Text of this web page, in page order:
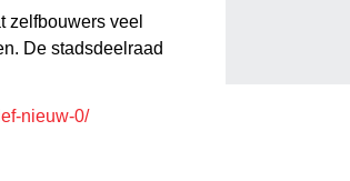
zelfbouwers veel
De stadsdeelraad
nieuw-0/